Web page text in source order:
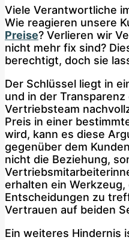
Viele Verantwortliche
Wie reagieren unsere
Preise? Verlieren wir
nicht mehr fix sind?
berechtigt, doch sie
Der Schlüssel liegt in
und in der
Vertriebsteam
Preis in einer
wird, kann es diese
gegenüber dem
nicht die Beziehung,
erhalten ein
Entscheidungen zu
Vertrauen auf beiden
Ein weiteres Hindernis